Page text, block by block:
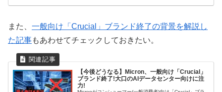
また、 一般向け「Crucial」ブランド終了の背景を解説し
た記事もあわせてチェックしておきたい。
【今後どうなる】Micron、一般向け「Crucial」
ブランド終了!大口のAIデータセンター向けに注
力!